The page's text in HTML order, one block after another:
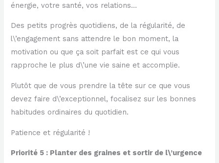
énergie, votre santé, vos relations…
Des petits progrès quotidiens, de la régularité, de
l\’engagement sans attendre le bon moment, la
motivation ou que ça soit parfait est ce qui vous
rapproche le plus d\’une vie saine et accomplie.
Plutôt que de vous prendre la tête sur ce que vous
devez faire d\’exceptionnel, focalisez sur les bonnes
habitudes ordinaires du quotidien.
Patience et régularité !
Priorité 5 : Planter des graines et sortir de l\’urgence